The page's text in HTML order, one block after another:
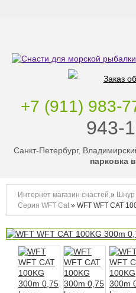
Заказ
+7 (911) 983-
943-
Санкт-Петербург,
парковка
Интернет магазин снастей » Шнур
Серия WFT Cat » WFT WFT CAT